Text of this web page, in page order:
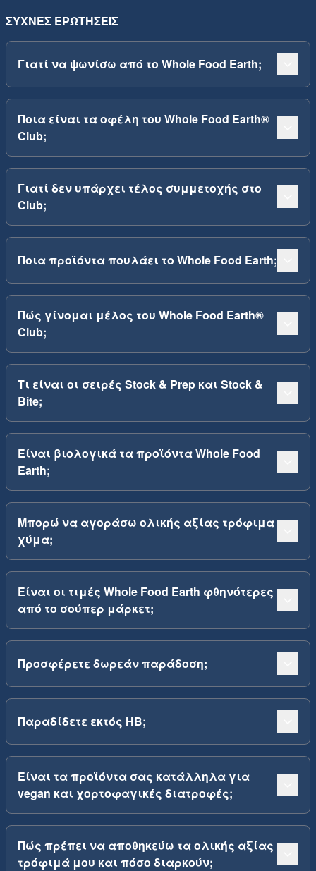
ΣΥΧΝΈΣ ΕΡΩΤΉΣΕΙΣ
Γιατί να ψωνίσω από το Whole Food Earth;
Ποια είναι τα οφέλη του Whole Food Earth®
Club;
Γιατί δεν υπάρχει τέλος συμμετοχής στο
Club;
Ποια προϊόντα πουλάει το Whole Food Earth;
Πώς γίνομαι μέλος του Whole Food Earth®
Club;
Τι είναι οι σειρές Stock & Prep και Stock &
Bite;
Είναι βιολογικά τα προϊόντα Whole Food
Earth;
Μπορώ να αγοράσω ολικής αξίας τρόφιμα
χύμα;
Είναι οι τιμές Whole Food Earth φθηνότερες
από το σούπερ μάρκετ;
Προσφέρετε δωρεάν παράδοση;
Παραδίδετε εκτός ΗΒ;
Είναι τα προϊόντα σας κατάλληλα για
vegan και χορτοφαγικές διατροφές;
Πώς πρέπει να αποθηκεύω τα ολικής αξίας
τρόφιμά μου και πόσο διαρκούν;